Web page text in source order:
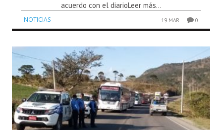
acuerdo con el diarioLeer más...
NOTICIAS 19 MAR 0